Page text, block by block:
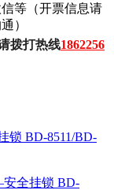
等（开票信息请
）
拨打热线1862256
BD-8511/BD-
BD-